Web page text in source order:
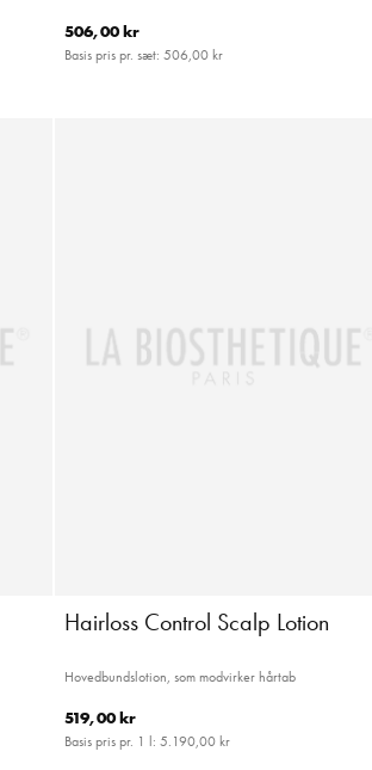
506,00 kr
Basis pris pr. sæt:506,00 kr
Hairloss Control Scalp Lotion
Hovedbundslotion, som modvirker hårtab
519,00 kr
Basis pris pr. 1 l:5.190,00 kr